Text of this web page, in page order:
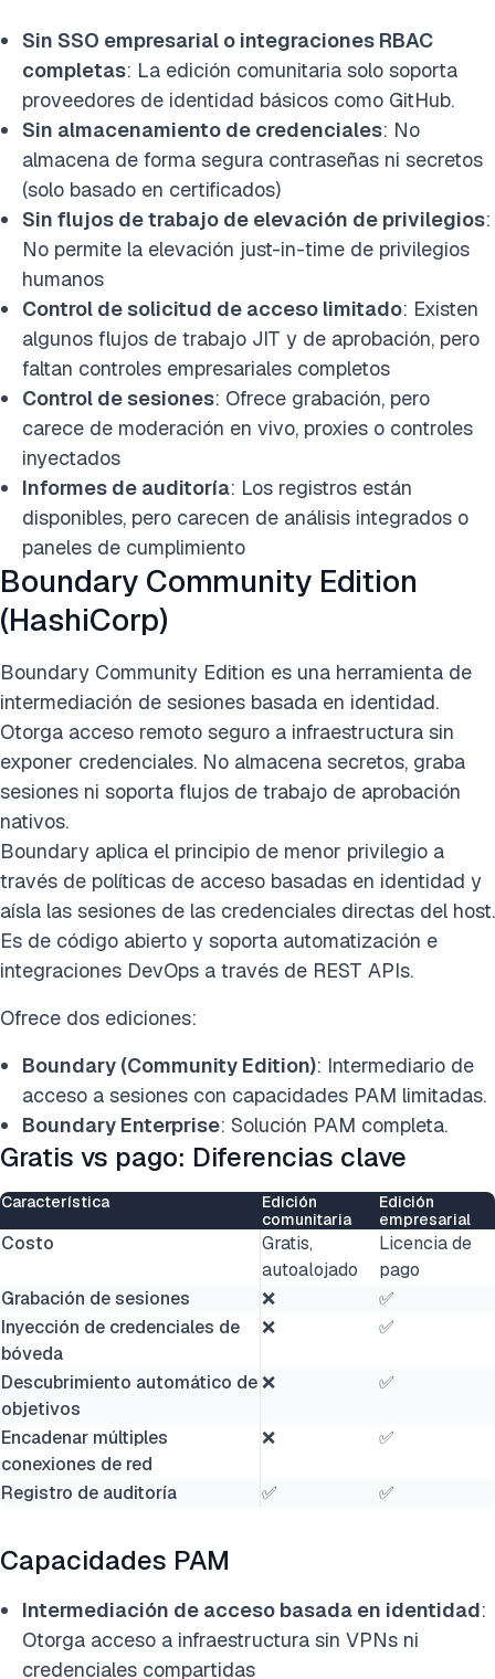
Sin SSO empresarial o integraciones RBAC
completas: La edición comunitaria solo soporta
proveedores de identidad básicos como GitHub.
Sin almacenamiento de credenciales: No
almacena de forma segura contraseñas ni secretos
(solo basado en certificados)
Sin flujos de trabajo de elevación de privilegios:
No permite la elevación just-in-time de privilegios
humanos
Control de solicitud de acceso limitado: Existen
algunos flujos de trabajo JIT y de aprobación, pero
faltan controles empresariales completos
Control de sesiones: Ofrece grabación, pero
carece de moderación en vivo, proxies o controles
inyectados
Informes de auditoría: Los registros están
disponibles, pero carecen de análisis integrados o
paneles de cumplimiento
Boundary Community Edition
(HashiCorp)
Boundary Community Edition es una herramienta de
intermediación de sesiones basada en identidad.
Otorga acceso remoto seguro a infraestructura sin
exponer credenciales. No almacena secretos, graba
sesiones ni soporta flujos de trabajo de aprobación
nativos.
Boundary aplica el principio de menor privilegio a
través de políticas de acceso basadas en identidad y
aísla las sesiones de las credenciales directas del host.
Es de código abierto y soporta automatización e
integraciones DevOps a través de REST APIs.
Ofrece dos ediciones:
Boundary (Community Edition): Intermediario de
acceso a sesiones con capacidades PAM limitadas.
Boundary Enterprise: Solución PAM completa.
Gratis vs pago: Diferencias clave
Característica
Edición
comunitaria
Edición
empresarial
Costo
Gratis,
autoalojado
Licencia de
pago
Grabación de sesiones
❌
✅
Inyección de credenciales de
bóveda
❌ ✅
Descubrimiento automático de
objetivos
❌ ✅
Encadenar múltiples
conexiones de red
❌ ✅
Registro de auditoría ✅ ✅
Capacidades PAM
Intermediación de acceso basada en identidad:
Otorga acceso a infraestructura sin VPNs ni
credenciales compartidas